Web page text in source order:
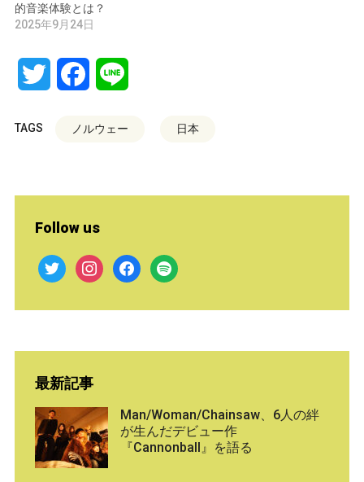
的音楽体験とは？
2025年9月24日
Twitter Facebook
TAGS ノルウェー 日本
Follow us
twitter instagramfacebook
spotify
最新記事
Man/Woman/Chainsaw、6人の絆
が生んだデビュー作
『Cannonball』を語る